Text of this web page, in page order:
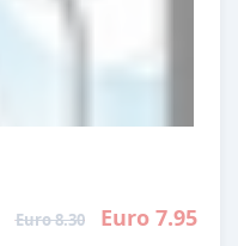
Euro 8.30 Euro 7.95